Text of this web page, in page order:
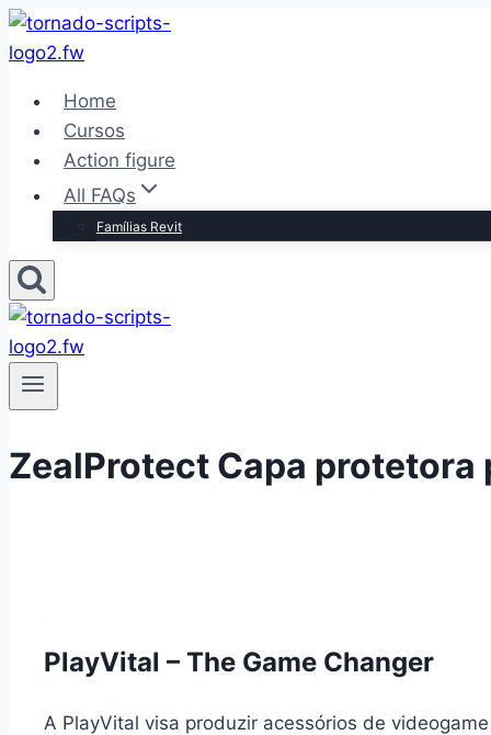
Pular
para
Conteúdo
Home
Cursos
Action figure
All FAQs
Famílias Revit
ZealProtect Capa
PlayVital – The Game Changer
A PlayVital visa produzir acessórios de